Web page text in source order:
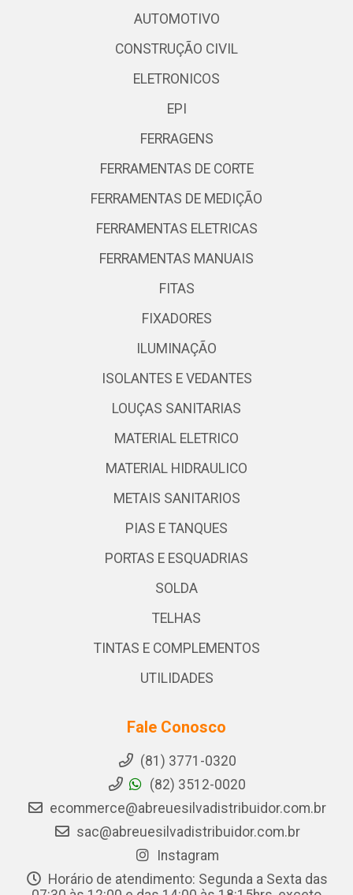
AUTOMOTIVO
CONSTRUÇÃO CIVIL
ELETRONICOS
EPI
FERRAGENS
FERRAMENTAS DE CORTE
FERRAMENTAS DE MEDIÇÃO
FERRAMENTAS ELETRICAS
FERRAMENTAS MANUAIS
FITAS
FIXADORES
ILUMINAÇÃO
ISOLANTES E VEDANTES
LOUÇAS SANITARIAS
MATERIAL ELETRICO
MATERIAL HIDRAULICO
METAIS SANITARIOS
PIAS E TANQUES
PORTAS E ESQUADRIAS
SOLDA
TELHAS
TINTAS E COMPLEMENTOS
UTILIDADES
Fale Conosco
(81) 3771-0320
(82) 3512-0020
ecommerce@abreuesilvadistribuidor.com.br
sac@abreuesilvadistribuidor.com.br
Instagram
Horário de atendimento: Segunda a Sexta das